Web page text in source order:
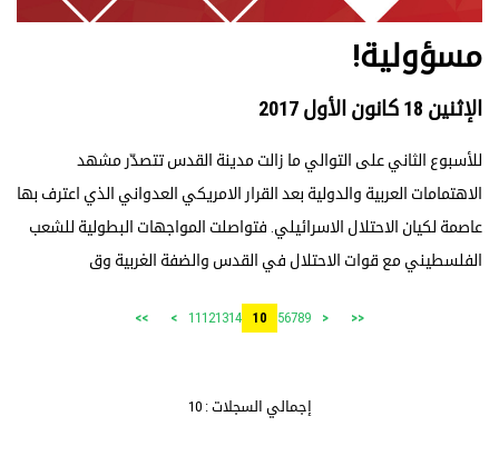
مسؤولية!
الإثنين 18 كانون الأول 2017
للأسبوع الثاني على التوالي ما زالت مدينة القدس تتصدّر مشهد
الاهتمامات العربية والدولية بعد القرار الامريكي العدواني الذي اعترف بها
عاصمة لكيان الاحتلال الاسرائيلي. فتواصلت المواجهات البطولية للشعب
الفلسطيني مع قوات الاحتلال في القدس والضفة الغربية وق
<<
<
56789
10
11121314
>
>>
إجمالي السجلات : 10